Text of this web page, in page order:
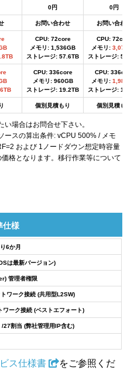
0円 0円
お問い合わせ お問い合わせ
CPU: 72core
メモリ: 1,536GB
ストレージ: 57.6TB
CPU: 72core
メモリ:
ストレージ:
CPU: 336core
メモリ: 960GB
ストレージ: 19.2TB
CPU: 336core
メモリ:
ストレージ:
個別見積もり 個別見積もり
場合はお問合せ下さい。
スの算出条件: vCPU 500% / メモ
および 1ノードダウン想定時容量
格となります。移行作業等について
仕様
6か月
は最新バージョン)
管理者権限
ワーク接続 (共用型L2SW)
ワーク接続 (ベストエフォート)
/27割当 (弊社管理用IP含む)
ス仕様書
をご参照くだ